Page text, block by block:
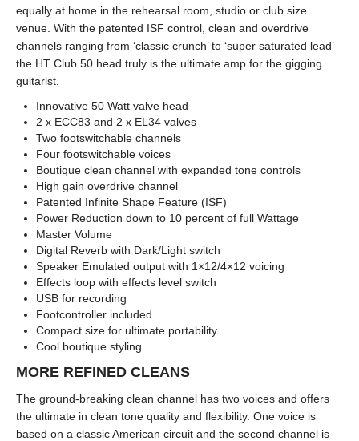
equally at home in the rehearsal room, studio or club size
venue. With the patented ISF control, clean and overdrive
channels ranging from ‘classic crunch’ to ‘super saturated lead’
the HT Club 50 head truly is the ultimate amp for the gigging
guitarist.
Innovative 50 Watt valve head
2 x ECC83 and 2 x EL34 valves
Two footswitchable channels
Four footswitchable voices
Boutique clean channel with expanded tone controls
High gain overdrive channel
Patented Infinite Shape Feature (ISF)
Power Reduction down to 10 percent of full Wattage
Master Volume
Digital Reverb with Dark/Light switch
Speaker Emulated output with 1×12/4×12 voicing
Effects loop with effects level switch
USB for recording
Footcontroller included
Compact size for ultimate portability
Cool boutique styling
MORE REFINED CLEANS
The ground-breaking clean channel has two voices and offers
the ultimate in clean tone quality and flexibility. One voice is
based on a classic American circuit and the second channel is